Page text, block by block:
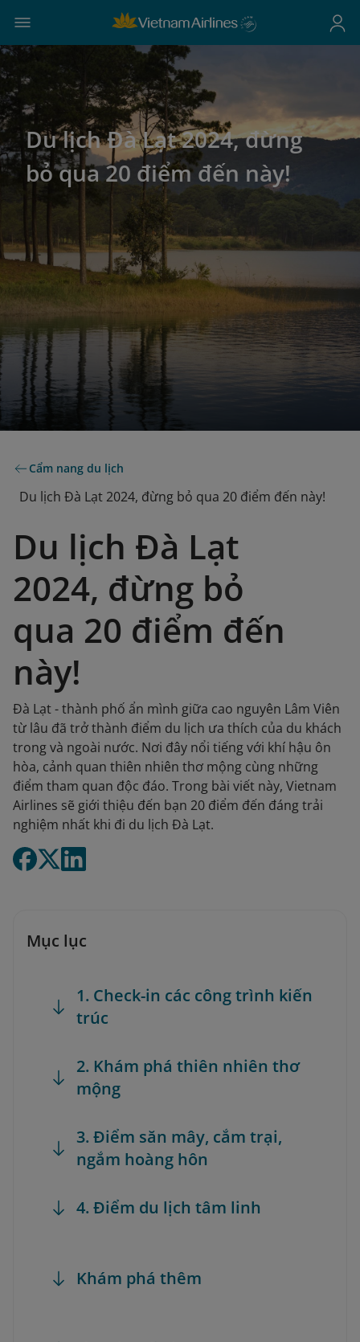
Du lịch Đà Lạt 2024, đừng
bỏ qua 20 điểm đến này!
Cẩm nang du lịch
Du lịch Đà Lạt 2024, đừng bỏ qua 20 điểm đến này!
Du lịch Đà Lạt
2024, đừng bỏ
qua 20 điểm đến
này!
Đà Lạt - thành phố ẩn mình giữa cao nguyên Lâm Viên
từ lâu đã trở thành điểm du lịch ưa thích của du khách
trong và ngoài nước. Nơi đây nổi tiếng với khí hậu ôn
hòa, cảnh quan thiên nhiên thơ mộng cùng những
điểm tham quan độc đáo. Trong bài viết này, Vietnam
Airlines sẽ giới thiệu đến bạn 20 điểm đến đáng trải
nghiệm nhất khi đi du lịch Đà Lạt.
Mục lục
1. Check-in các công trình kiến
trúc
2. Khám phá thiên nhiên thơ
mộng
3. Điểm săn mây, cắm trại,
ngắm hoàng hôn
4. Điểm du lịch tâm linh
Khám phá thêm